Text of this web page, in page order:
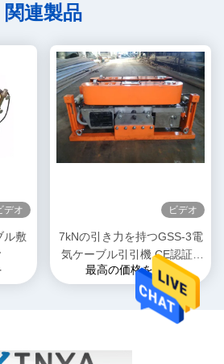
関連製品
デオ
ル敷
ビデオ
7kNの引き力を持つGSS-3電
気ケーブル引引機,CE認証&
地下電源ケーブル設置のため
のコンパクトデザイン
最高の価格を入手